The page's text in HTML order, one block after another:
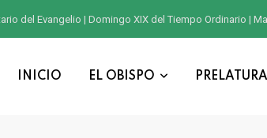
del Evangelio | Domingo XIX del Tiempo Ordinario |
INICIO EL OBISPO PRELATURA